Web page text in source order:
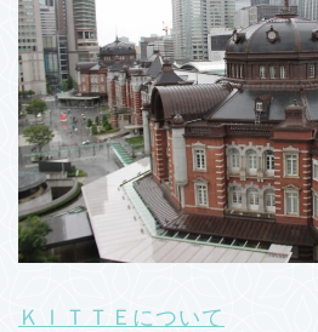
ＫＩＴＴＥについて